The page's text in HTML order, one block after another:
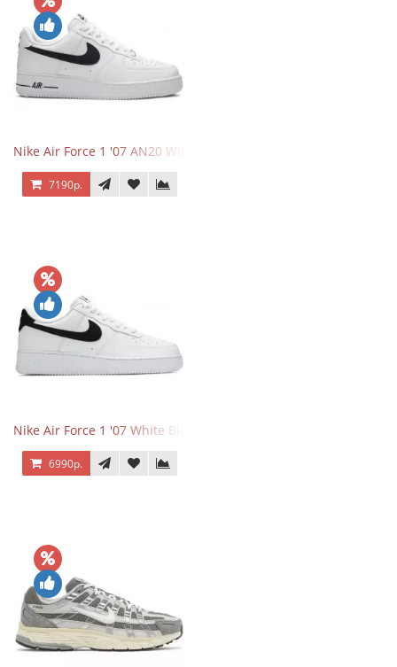
Nike Air Force 1 '07 AN20 White Black
7190р.
Nike Air Force 1 '07 White Black
6990р.